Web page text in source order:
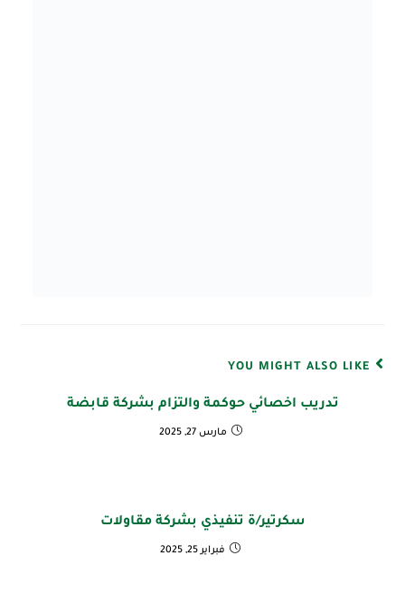
YOU MIGHT ALSO LIKE
تدريب اخصائي حوكمة والتزام بشركة قابضة
مارس 27, 2025
سكرتير/ة تنفيذي بشركة مقاولات
فبراير 25, 2025